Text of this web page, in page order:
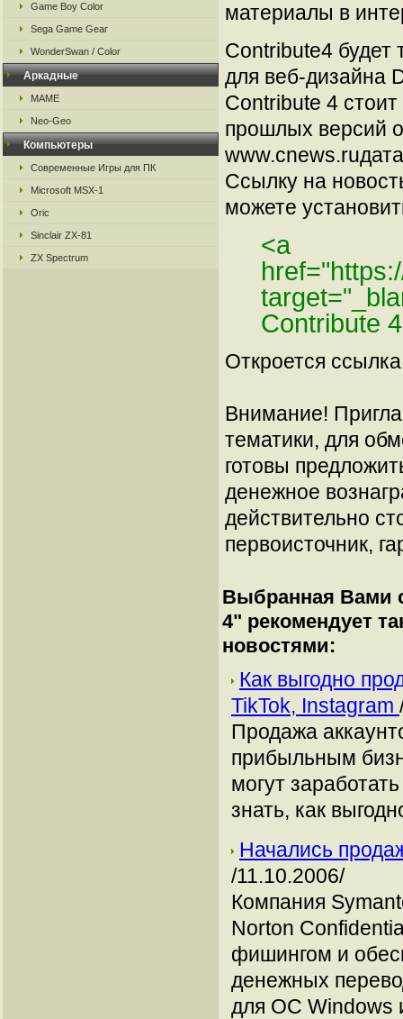
Game Boy Color
Sega Game Gear
WonderSwan / Color
Аркадные
MAME
Neo-Geo
Компьютеры
Современные Игры для ПК
Microsoft MSX-1
Oric
Sinclair ZX-81
ZX Spectrum
материалы в
Contribute4 будет
для веб-дизайна
Contribute 4
прошлых версий
Ссылку на
можете
<a
Contribute
Откроется
Внимание!
тематики, для
готовы
денежное
действительно
первоисточник,
Выбранная Вами
4" рекомендует
новостями:
Как выгодно
TikTok, Instagram
Продажа
прибыльным
могут
знать, как
Начались
/11.10.2006/
Компания
Norton
фишингом и
денежных
для ОС Windows